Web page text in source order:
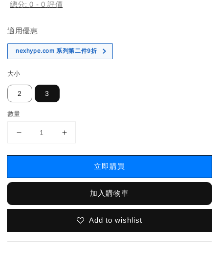
總分:0 - 0 評價
適用優惠
nexhype.com 系列第二件9折
大小
2 3
數量
立即購買
加入購物車
Add to wishlist